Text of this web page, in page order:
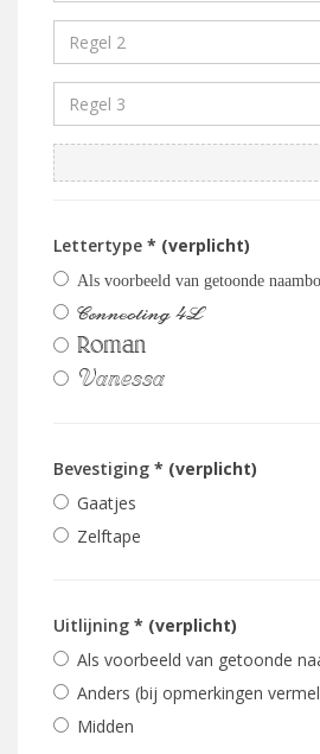
Lettertype * (verplicht)
Als voorbeeld van getoonde
Connecting 4L
Roman
Vanessa
Bevestiging * (verplicht)
Gaatjes
Zelftape
Uitlijning * (verplicht)
Als voorbeeld van getoonde
Anders (bij opmerkingen
Midden